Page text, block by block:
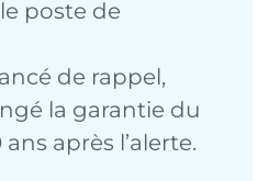
poste de
de rappel,
la garantie du
ans après l’alerte.